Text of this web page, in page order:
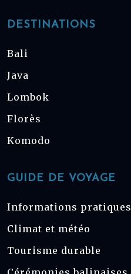
DESTINATIONS
Bali
Java
Lombok
Florès
Komodo
GUIDE DE VOYAGE
Informations pratiques
Climat et météo
Tourisme durable